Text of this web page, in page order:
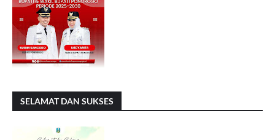
SELAMAT DAN SUKSES